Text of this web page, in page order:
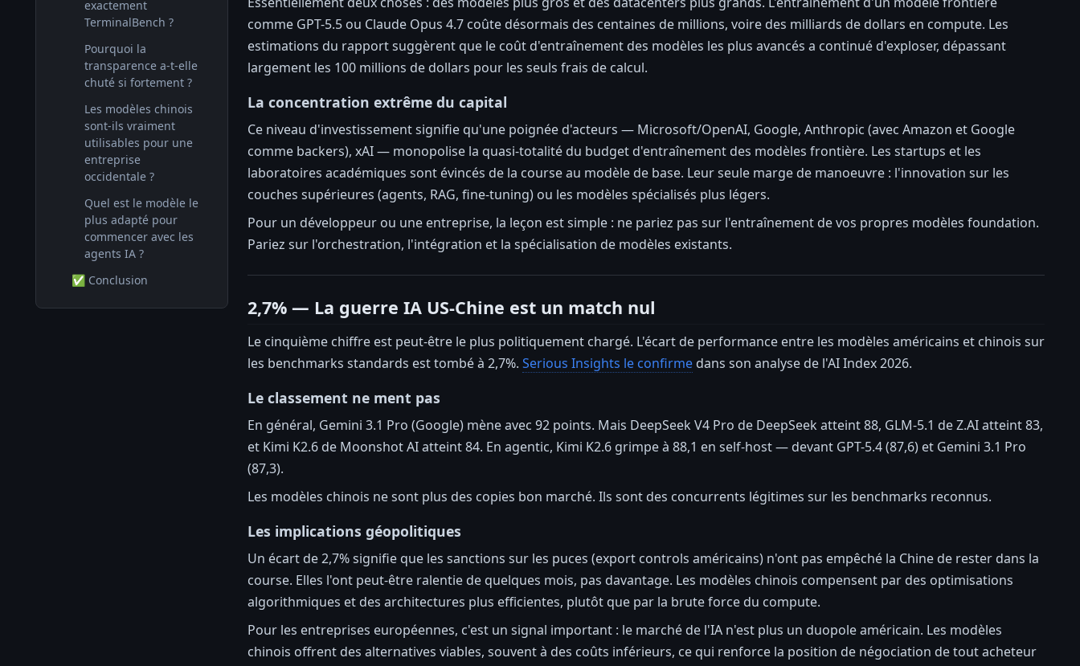
exactement
TerminalBench ?
Pourquoi la
transparence a-t-elle
chuté si fortement ?
Les modèles chinois
sont-ils vraiment
utilisables pour une
entreprise
occidentale ?
Quel est le modèle le
plus adapté pour
commencer avec les
agents IA ?
✅ Conclusion
comme GPT-5.5 ou Claude Opus 4.7 coûte désormais des centaines de millions, voire des milliards de dollars en compute. Les
estimations du rapport suggèrent que le coût d'entraînement des modèles les plus avancés a continué d'exploser, dépassant
largement les 100 millions de dollars pour les seuls frais de calcul.
La concentration extrême du capital
Ce niveau d'investissement signifie qu'une poignée d'acteurs — Microsoft/OpenAI, Google, Anthropic (avec Amazon et Google
comme backers), xAI — monopolise la quasi-totalité du budget d'entraînement des modèles frontière. Les startups et les
laboratoires académiques sont évincés de la course au modèle de base. Leur seule marge de manoeuvre : l'innovation sur les
couches supérieures (agents, RAG, fine-tuning) ou les modèles spécialisés plus légers.
Pour un développeur ou une entreprise, la leçon est simple : ne pariez pas sur l'entraînement de vos propres modèles foundation.
Pariez sur l'orchestration, l'intégration et la spécialisation de modèles existants.
2,7% — La guerre IA US-Chine est un match nul
Le cinquième chiffre est peut-être le plus politiquement chargé. L'écart de performance entre les modèles américains et chinois sur
les benchmarks standards est tombé à 2,7%. Serious Insights le confirme dans son analyse de l'AI Index 2026.
Le classement ne ment pas
En général, Gemini 3.1 Pro (Google) mène avec 92 points. Mais DeepSeek V4 Pro de DeepSeek atteint 88, GLM-5.1 de Z.AI atteint 83,
et Kimi K2.6 de Moonshot AI atteint 84. En agentic, Kimi K2.6 grimpe à 88,1 en self-host — devant GPT-5.4 (87,6) et Gemini 3.1 Pro
(87,3).
Les modèles chinois ne sont plus des copies bon marché. Ils sont des concurrents légitimes sur les benchmarks reconnus.
Les implications géopolitiques
Un écart de 2,7% signifie que les sanctions sur les puces (export controls américains) n'ont pas empêché la Chine de rester dans la
course. Elles l'ont peut-être ralentie de quelques mois, pas davantage. Les modèles chinois compensent par des optimisations
algorithmiques et des architectures plus efficientes, plutôt que par la brute force du compute.
Pour les entreprises européennes, c'est un signal important : le marché de l'IA n'est plus un duopole américain. Les modèles
chinois offrent des alternatives viables, souvent à des coûts inférieurs, ce qui renforce la position de négociation de tout acheteur